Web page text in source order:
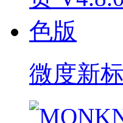
微度新